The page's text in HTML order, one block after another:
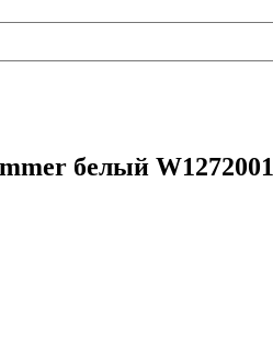
белый W1272001